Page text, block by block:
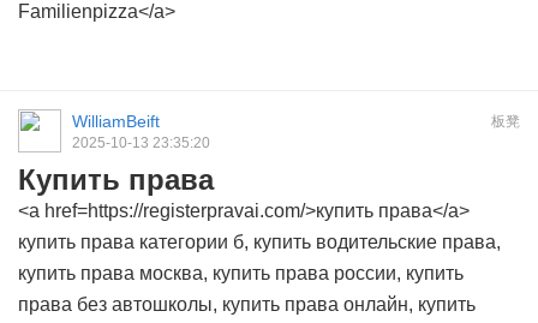
Familienpizza</a>
板凳
WilliamBeift
2025-10-13 23:35:20
Купить права
<a href=https://registerpravai.com/>купить права</a>
купить права категории б, купить водительские права,
купить права москва, купить права россии, купить
права без автошколы, купить права онлайн, купить